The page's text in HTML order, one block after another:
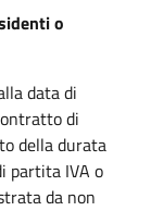
o
data di
di
della durata
partita IVA o
da non